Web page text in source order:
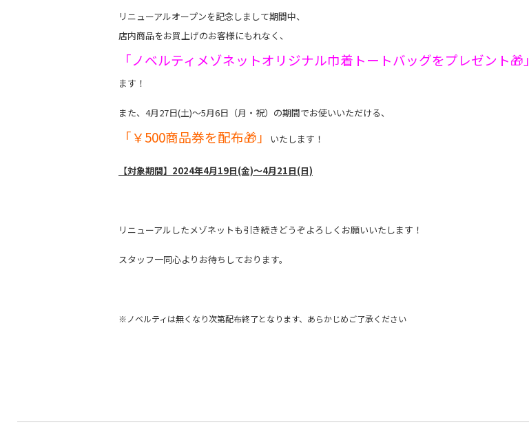
リニューアルオープンを記念しまして期間中、
店内商品をお買上げのお客様にもれなく、
「ノベルティメゾネットオリジナル巾着トートバッグをプレゼント🎁」
ます！
また、4月27日(土)～5月6日（月・祝）の期間でお使いいただける、
「￥500商品券を配布🎁」 いたします！
【対象期間】2024年4月19日(金)～4月21日(日)
リニューアルしたメゾネットも引き続きどうぞよろしくお願いいたします！
スタッフ一同心よりお待ちしております。
※ノベルティは無くなり次第配布終了となります、あらかじめご了承ください